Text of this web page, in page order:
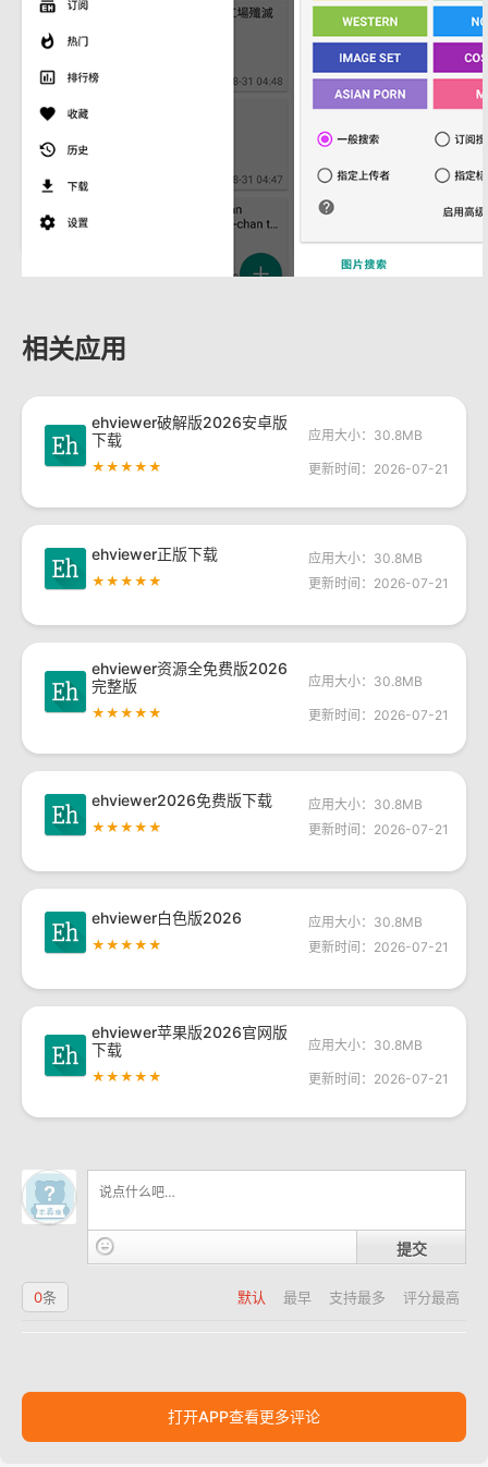
相关应用
ehviewer破解版2026安卓版
下载
★★★★★
应用大小：30.8MB
更新时间：2026-07-21
ehviewer正版下载
★★★★★
应用大小：30.8MB
更新时间：2026-07-21
ehviewer资源全免费版2026
完整版
★★★★★
应用大小：30.8MB
更新时间：2026-07-21
ehviewer2026免费版下载
★★★★★
应用大小：30.8MB
更新时间：2026-07-21
ehviewer白色版2026
★★★★★
应用大小：30.8MB
更新时间：2026-07-21
ehviewer苹果版2026官网版
下载
★★★★★
应用大小：30.8MB
更新时间：2026-07-21
提交
默认 最早 支持最多 评分最高
0条
打开APP查看更多评论